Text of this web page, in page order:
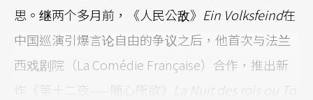
思。继两个多月前，《人民公敌》 Ein Volksfeind在
中国巡演引爆言论自由的争议之后，他首次与法兰
西戏剧院（La Comédie Française）合作，推出新
作《第十二夜——随心所欲》
La Nuit des rois ou To